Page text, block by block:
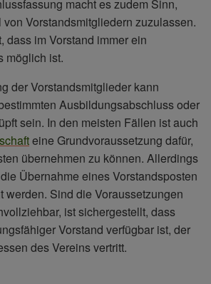
macht es zudem Sinn,
Vorstandsmitgliedern zuzulassen.
dass im Vorstand immer ein
möglich ist.
der Vorstandsmitglieder kann
Ausbildungsabschluss oder
sein. In den meisten Fällen ist auch
eine Grundvoraussetzung dafür,
übernehmen zu können. Allerdings
Übernahme eines Vorstandsposten
werden. Sind die Voraussetzungen
ist sichergestellt, dass
Vorstand verfügbar ist, der
des Vereins vertritt.